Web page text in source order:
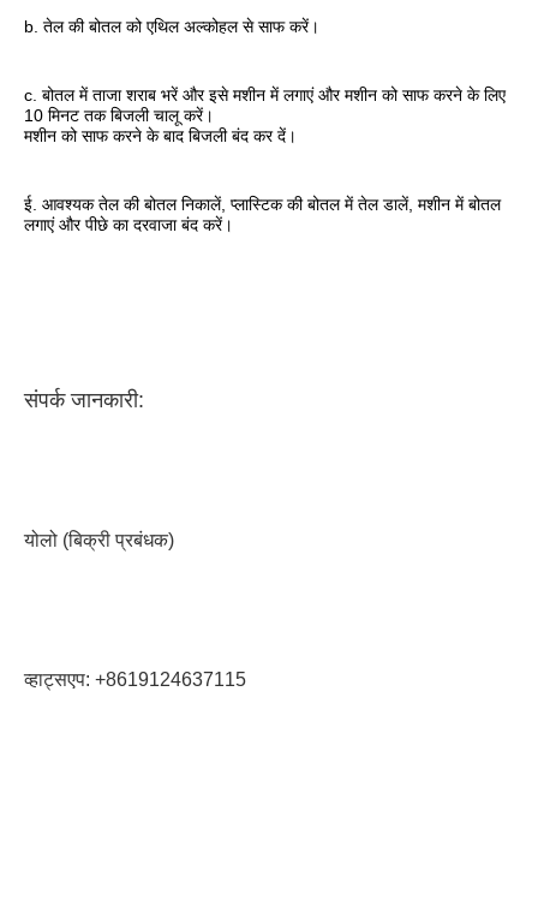
b. तेल की बोतल को एथिल अल्कोहल से साफ करें।
c. बोतल में ताजा शराब भरें और इसे मशीन में लगाएं और मशीन को साफ करने के लिए
10 मिनट तक बिजली चालू करें।
मशीन को साफ करने के बाद बिजली बंद कर दें।
ई. आवश्यक तेल की बोतल निकालें, प्लास्टिक की बोतल में तेल डालें, मशीन में बोतल
लगाएं और पीछे का दरवाजा बंद करें।
संपर्क जानकारी:
योलो (बिक्री प्रबंधक)
व्हाट्सएप: +8619124637115